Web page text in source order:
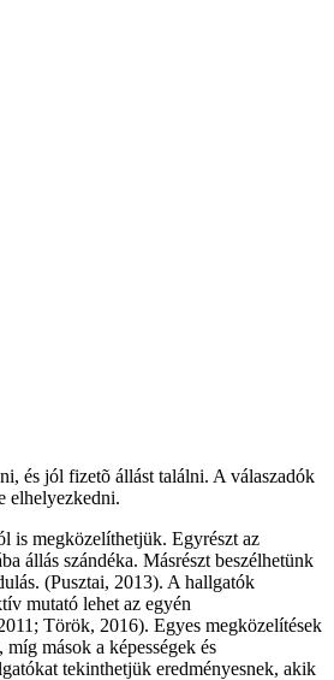
és jól fizetõ állást találni. A válaszadók
elhelyezkedni.
is megközelíthetjük. Egyrészt az
állás szándéka. Másrészt beszélhetünk
(Pusztai, 2013). A hallgatók
mutató lehet az egyén
Török, 2016). Egyes megközelítések
mások a képességek és
tekinthetjük eredményesnek, akik